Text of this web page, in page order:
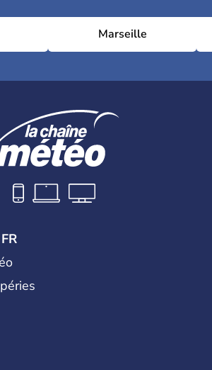
Marseille